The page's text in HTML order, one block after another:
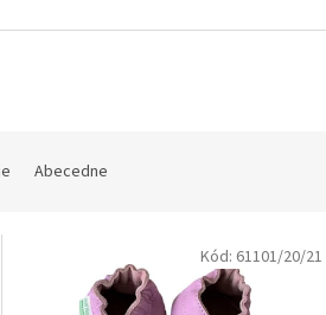
Abecedne
Kód: 61101/20/21